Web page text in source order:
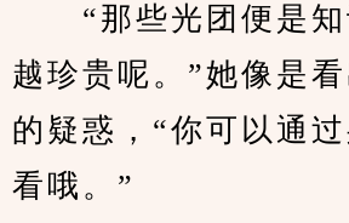
“那些光团便是知
越珍贵呢。”她像是
的疑惑，“你可以通
看哦。”